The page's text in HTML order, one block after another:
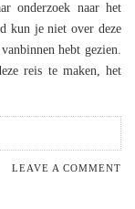
onderzoek naar het
kun je niet over deze
hebt gezien.
reis te maken, het
LEAVE A COMMENT